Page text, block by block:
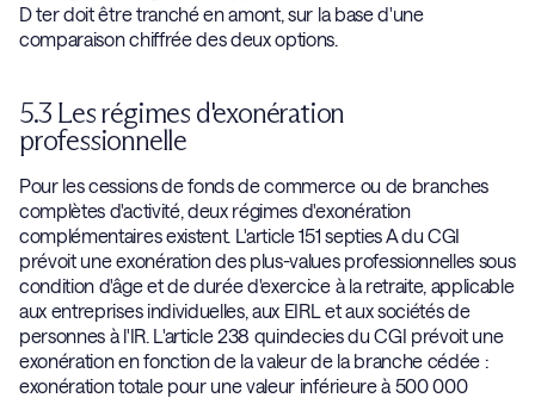
D ter doit être tranché en amont, sur la base d'une
comparaison chiffrée des deux options.
5.3 Les régimes d'exonération
professionnelle
Pour les cessions de fonds de commerce ou de branches
complètes d'activité, deux régimes d'exonération
complémentaires existent. L'article 151 septies A du CGI
prévoit une exonération des plus-values professionnelles sous
condition d'âge et de durée d'exercice à la retraite, applicable
aux entreprises individuelles, aux EIRL et aux sociétés de
personnes à l'IR. L'article 238 quindecies du CGI prévoit une
exonération en fonction de la valeur de la branche cédée :
exonération totale pour une valeur inférieure à 500 000